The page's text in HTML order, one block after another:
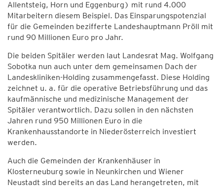
Allentsteig, Horn und Eggenburg) mit rund 4.000
Mitarbeitern diesem Beispiel. Das Einsparungspotenzial
für die Gemeinden bezifferte Landeshauptmann Pröll mit
rund 90 Millionen Euro pro Jahr.
Die beiden Spitäler werden laut Landesrat Mag. Wolfgang
Sobotka nun auch unter dem gemeinsamen Dach der
Landeskliniken-Holding zusammengefasst. Diese Holding
zeichnet u. a. für die operative Betriebsführung und das
kaufmännische und medizinische Management der
Spitäler verantwortlich. Dazu sollen in den nächsten
Jahren rund 950 Millionen Euro in die
Krankenhausstandorte in Niederösterreich investiert
werden.
Auch die Gemeinden der Krankenhäuser in
Klosterneuburg sowie in Neunkirchen und Wiener
Neustadt sind bereits an das Land herangetreten, mit